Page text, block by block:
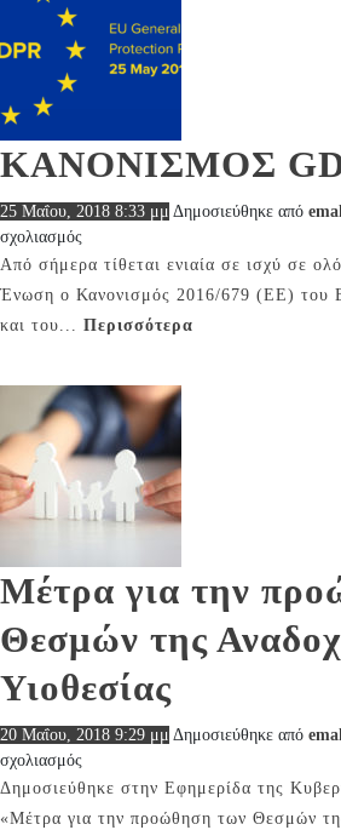
ΚΑΝΟΝΙΣΜΟΣ
25 Μαΐου, 2018 8:33 μμ Δημοσιεύθηκε από
σχολιασμός
ΚΑΝΟΝΙΣΜΟΣ
GDPR
Από σήμερα τίθεται ενιαία σε ισχύ σε
Ένωση ο Κανονισμός 2016/679 (ΕΕ) του
και του... Περισσότερα
Μέτρα για την
Θεσμών της
Υιοθεσίας
20 Μαΐου, 2018 9:29 μμ Δημοσιεύθηκε από
σχολιασμός
Μέτρα
Δημοσιεύθηκε στην Εφημερίδα της
«Μέτρα για την προώθηση των Θεσμών